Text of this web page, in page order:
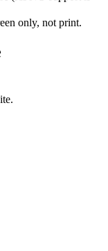
only, not print.